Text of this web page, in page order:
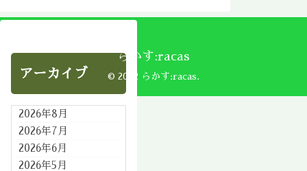
アーカイブ
2026年8月
2026年7月
2026年6月
2026年5月
らかす:racas
© 2002 らかす:racas.